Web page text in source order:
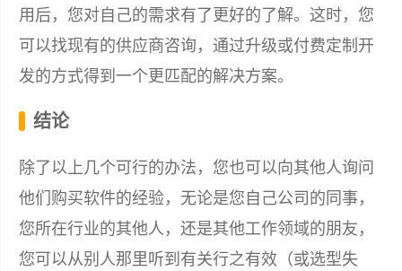
用后，您对自己的需求有了更好的了解。这时，您
可以找现有的供应商咨询，通过升级或付费定制开
发的方式得到一个更匹配的解决方案。
结论
除了以上几个可行的办法，您也可以向其他人询问
他们购买软件的经验，无论是您自己公司的同事，
您所在行业的其他人，还是其他工作领域的朋友，
您可以从别人那里听到有关行之有效（或选型失